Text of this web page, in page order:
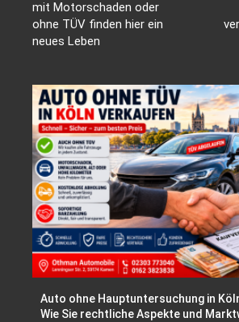
mit Motorschaden oder
ohne TÜV finden hier ein
neues Leben
Auto ohne Hauptuntersuchung in
Wie Sie rechtliche Aspekte und